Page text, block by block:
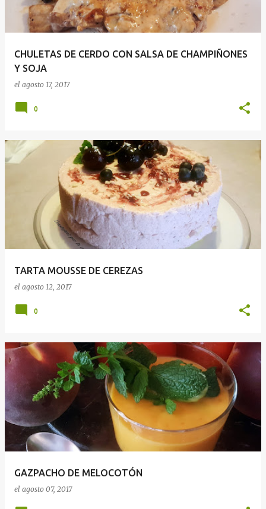
CHULETAS DE CERDO CON SALSA DE CHAMPIÑONES
Y SOJA
el agosto 17, 2017
0
TARTA MOUSSE DE CEREZAS
el agosto 12, 2017
0
GAZPACHO DE MELOCOTÓN
el agosto 07, 2017